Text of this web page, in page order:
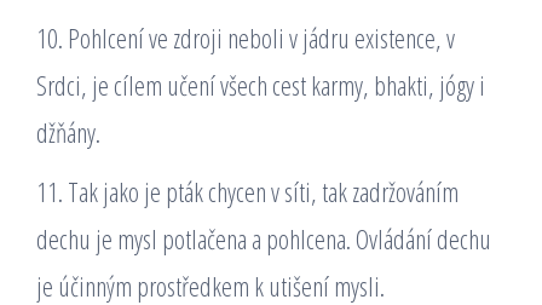
10. Pohlcení ve zdroji neboli v jádru existence, v
Srdci, je cílem učení všech cest karmy, bhakti, jógy i
džňány.
11. Tak jako je pták chycen v síti, tak zadržováním
dechu je mysl potlačena a pohlcena. Ovládání dechu
je účinným prostředkem k utišení mysli.